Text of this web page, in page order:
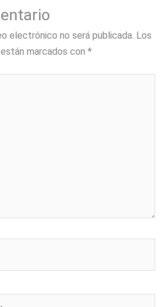
electrónico no será publicada. Los
marcados con *